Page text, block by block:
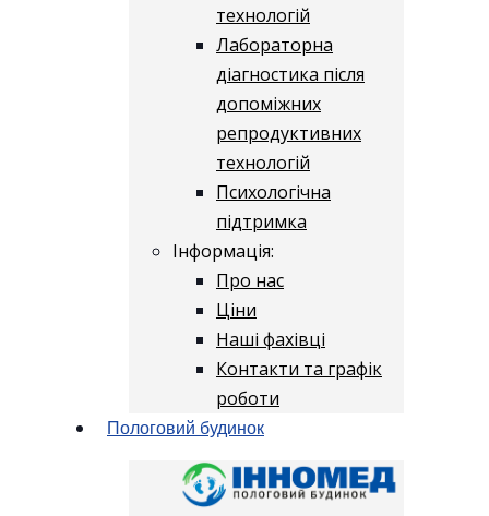
технологій
​​Лабораторна
діагностика після
допоміжних
репродуктивних
технологій
​​Психологічна
підтримка
Інформація:
Про нас
Ціни
Наші фахівці
Контакти та графік
роботи
Пологовий будинок